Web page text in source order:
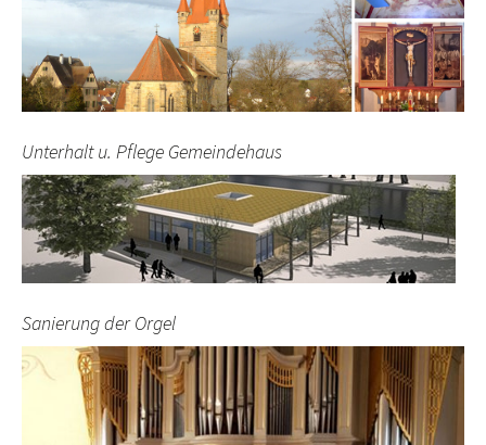
Unterhalt u. Pflege Gemeindehaus
Sanierung der Orgel